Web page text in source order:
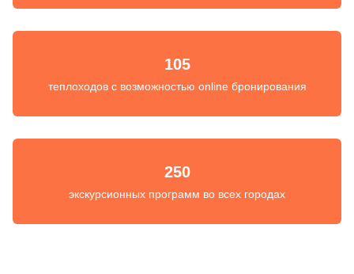
105
теплоходов с возможностью online бронирования
250
экскурсионных программ во всех городах